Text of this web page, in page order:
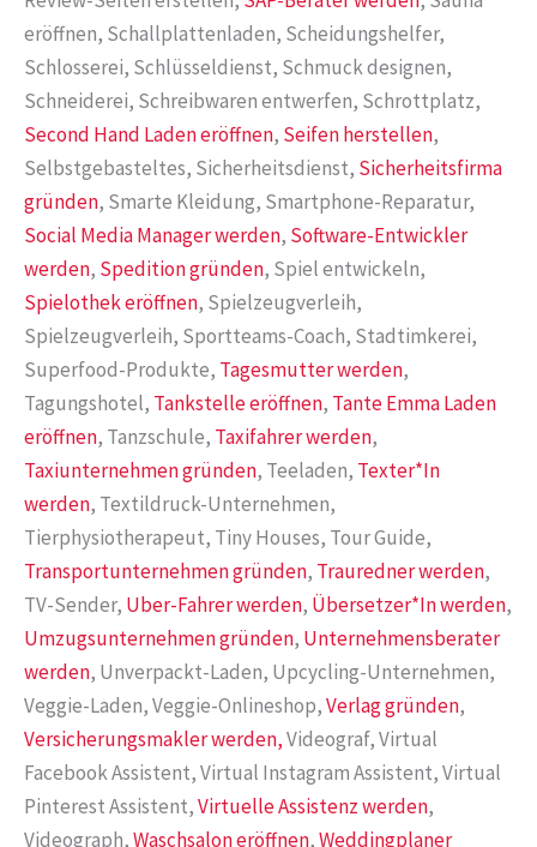
eröffnen, Schallplattenladen, Scheidungshelfer,
Schlosserei, Schlüsseldienst, Schmuck designen,
Schneiderei, Schreibwaren entwerfen, Schrottplatz,
Second Hand Laden eröffnen, Seifen herstellen,
Selbstgebasteltes, Sicherheitsdienst, Sicherheitsfirma
gründen, Smarte Kleidung, Smartphone-Reparatur,
Social Media Manager werden, Software-Entwickler
werden, Spedition gründen, Spiel entwickeln,
Spielothek eröffnen, Spielzeugverleih,
Spielzeugverleih, Sportteams-Coach, Stadtimkerei,
Superfood-Produkte, Tagesmutter werden,
Tagungshotel, Tankstelle eröffnen, Tante Emma Laden
eröffnen, Tanzschule, Taxifahrer werden,
Taxiunternehmen gründen, Teeladen, Texter*In
werden, Textildruck-Unternehmen,
Tierphysiotherapeut, Tiny Houses, Tour Guide,
Transportunternehmen gründen, Trauredner werden,
TV-Sender, Uber-Fahrer werden, Übersetzer*In werden,
Umzugsunternehmen gründen, Unternehmensberater
werden, Unverpackt-Laden, Upcycling-Unternehmen,
Veggie-Laden, Veggie-Onlineshop,Verlag gründen,
Versicherungsmakler werden,Videograf, Virtual
Facebook Assistent, Virtual Instagram Assistent, Virtual
Pinterest Assistent,Virtuelle Assistenz werden,
Videograph,Waschsalon eröffnen,Weddingplaner